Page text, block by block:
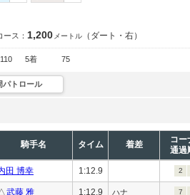
ース： 1,200 メートル （ダート・右）
110 5着 75
パトロール
騎手名 タイム 着差
コー
通過
田 博幸 1:12.9 2
武藤 雅 1:12.9 ハナ 7